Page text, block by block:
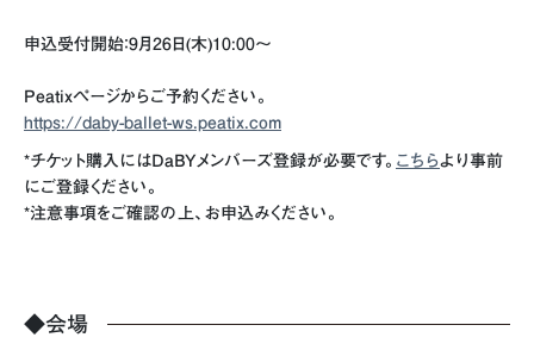
申込受付開始：9月26日(木)10:00〜
Peatixページからご予約ください。
https://daby-ballet-ws.peatix.com
*チケット購入にはDaBYメンバーズ登録が必要です。 こちらより事前
にご登録ください。
*注意事項をご確認の上、お申込みください。
◆会場